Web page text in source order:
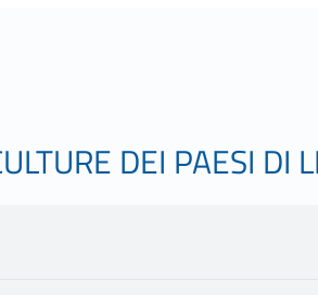
DEI PAESI DI